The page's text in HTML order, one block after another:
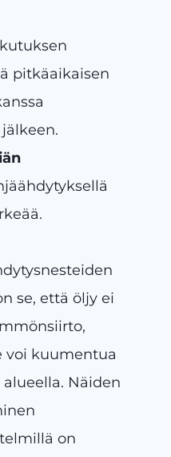
pitkäaikaisen
se, että öljy ei
voi kuumentua
Näiden
on